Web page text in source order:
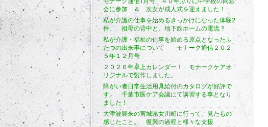
会に参加 ＆ 次女が成人式を迎えました！
私が介護の仕事を始めるきっかけになった体験2
件。 祖母の背中と、地下鉄ホームの電流？
私が介護・福祉の仕事を始める原点となったふ
たつの出来事について モナーク通信２０２
５年１２月号
２０２６年卓上カレンダー！ モナークケアオ
リジナルで製作しました。
障がい者日常生活用具給付のカタログが好評で
す。 千葉市医ケア会議にて講習する事となり
ました！
大津波襲来の宮城県女川町に行って、見たもの
感じたこと。 復興の過程と様々な支援